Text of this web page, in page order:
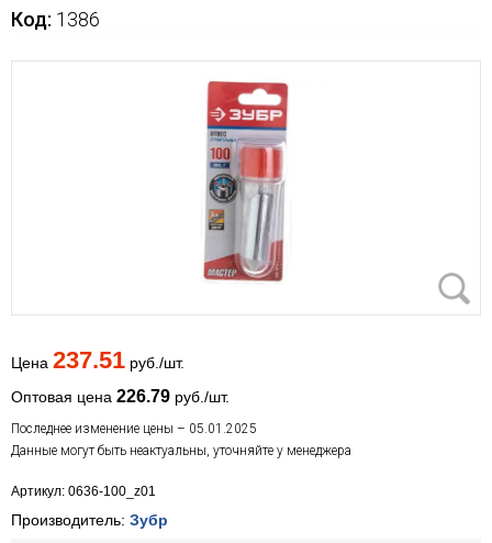
Код: 1386
Цена 237.51 руб./шт.
Оптовая цена 226.79 руб./шт.
Последнее изменение цены – 05.01.2025
Данные могут быть неактуальны, уточняйте у менеджера
Артикул: 0636-100_z01
Производитель: Зубр